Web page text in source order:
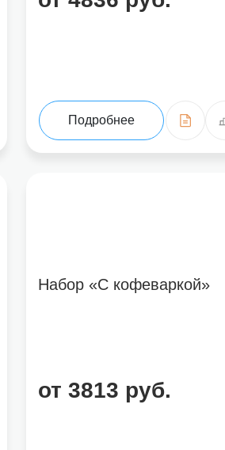
Подробнее
Набор «С кофеваркой»
от 3813 руб.